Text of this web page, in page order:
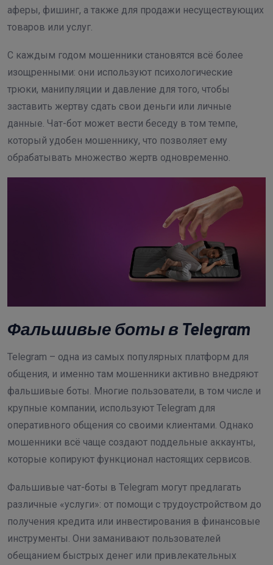
аферы, фишинг, а также для продажи несуществующих
товаров или услуг.
С каждым годом мошенники становятся всё более
изощренными: они используют психологические
трюки, манипуляции и давление для того, чтобы
заставить жертву сдать свои деньги или личные
данные. Чат-бот может вести беседу в том темпе,
который удобен мошеннику, что позволяет ему
обрабатывать множество жертв одновременно.
Фальшивые боты в Telegram
Telegram – одна из самых популярных платформ для
общения, и именно там мошенники активно внедряют
фальшивые боты. Многие пользователи, в том числе и
крупные компании, используют Telegram для
оперативного общения со своими клиентами. Однако
мошенники всё чаще создают поддельные аккаунты,
которые копируют функционал настоящих сервисов.
Фальшивые чат-боты в Telegram могут предлагать
различные «услуги»: от помощи с трудоустройством до
получения кредита или инвестирования в финансовые
инструменты. Они заманивают пользователей
обещанием быстрых денег или привлекательных